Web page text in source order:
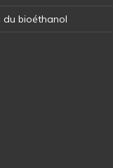
du bioéthanol